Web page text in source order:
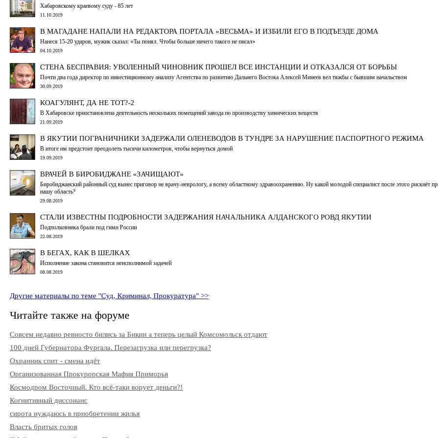
Хабаровскому краевому суду - 85 лет
11.10.2019
В МАГАДАНЕ НАПАЛИ НА РЕДАКТОРА ПОРТАЛА «ВЕСЬМА» И ИЗБИЛИ ЕГО В ПОДЪЕЗДЕ ДОМА
Нанеся 15-20 ударов, мужик сказал: «Ты понял. Чтобы больше ничего такого не писал»
04.10.2019
СТЕНА БЕСПРАВИЯ: УВОЛЕННЫЙ ЧИНОВНИК ПРОШЕЛ ВСЕ ИНСТАНЦИИ И ОТКАЗАЛСЯ ОТ БОРЬБЫ
Почти два года директор по инвестиционному анализу Агентства по развитию Дальнего Востока Алексей Минеев вел тяжбы с бывшим начальством
30.09.2019
КОАГУЛЯНТ, ДА НЕ ТОТ?-2
В Хабаровске приостановлена деятельность нескольких помещений завода по производству химических веществ
21.09.2019
В ЯКУТИИ ПОГРАНИЧНИКИ ЗАДЕРЖАЛИ ОЛЕНЕВОДОВ В ТУНДРЕ ЗА НАРУШЕНИЕ ПАСПОРТНОГО РЕЖИМА
В итоге им предстоит преодолеть тысячи километров, чтобы вернуться домой
19.09.2019
ВРАЧЕЙ В БИРОБИДЖАНЕ «ЗАЧИЩАЮТ»
Биробиджанский районный суд вынес приговор не врачу-неврологу, а всему областному здравоохранению. Ну какой молодой специалист после этого рискнёт
нашу область?
29.08.2019
СТАЛИ ИЗВЕСТНЫ ПОДРОБНОСТИ ЗАДЕРЖАНИЯ НАЧАЛЬНИКА АЛДАНСКОГО РОВД ЯКУТИИ
Подполковника брали под гимн России
22.08.2019
В БЕГАХ, КАК В ШЕЛКАХ
Исполнение закона становится неисполнимой задачей
08.08.2019
Другие материалы по теме "Суд, Криминал, Прокуратура" >>
Читайте также на форуме
Совсем недавно ревносто бились за Бикин а теперь целый Комсомольск отдают
100 дней Губернатора Фургала. Перезагрузка или перегрузка?
Охранник спит - смена идёт
Организованная Прокурорская Мафия Приморья
Космодром Восточный. Кто всё-таки ворует деньги?!
Когнитивный диссонанс
сирота нуждаюсь в приобретении жилья
Власть бритых голов